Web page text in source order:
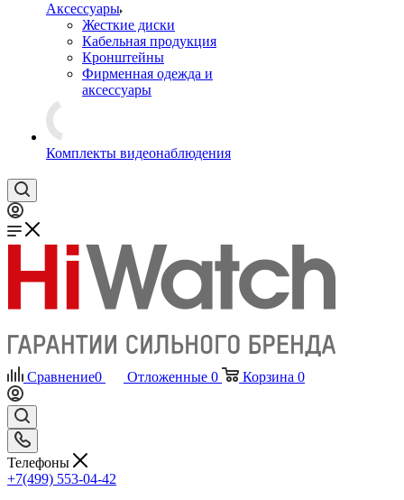
Аксессуары
Жесткие диски
Кабельная продукция
Кронштейны
Фирменная одежда и
аксессуары
Комплекты видеонаблюдения
Сравнение0 Отложенные 0 Корзина 0
Телефоны
+7(499) 553-04-42